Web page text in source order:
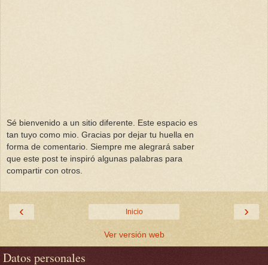
Sé bienvenido a un sitio diferente. Este espacio es
tan tuyo como mio. Gracias por dejar tu huella en
forma de comentario. Siempre me alegrará saber
que este post te inspiró algunas palabras para
compartir con otros.
‹ ›
Inicio
Ver versión web
Datos personales